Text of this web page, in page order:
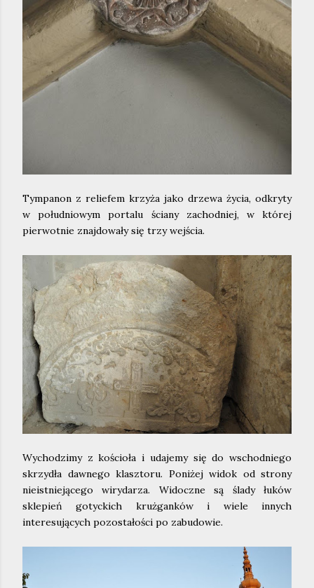
Tympanon z reliefem krzyża jako drzewa życia, odkryty
w południowym portalu ściany zachodniej, w której
pierwotnie znajdowały się trzy wejścia.
Wychodzimy z kościoła i udajemy się do wschodniego
skrzydła dawnego klasztoru. Poniżej widok od strony
nieistniejącego wirydarza. Widoczne są ślady łuków
sklepień gotyckich krużganków i wiele innych
interesujących pozostałości po zabudowie.